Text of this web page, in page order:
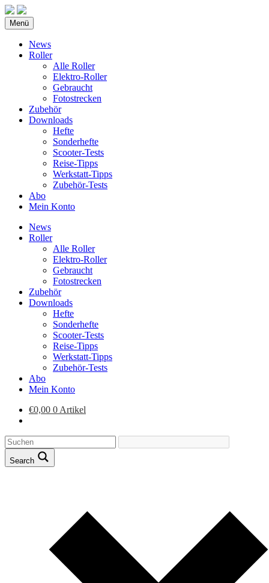
Menü
News
Roller
Alle Roller
Elektro-Roller
Gebraucht
Fotostrecken
Zubehör
Downloads
Hefte
Sonderhefte
Scooter-Tests
Reise-Tipps
Werkstatt-Tipps
Zubehör-Tests
Abo
Mein Konto
News
Roller
Alle Roller
Elektro-Roller
Gebraucht
Fotostrecken
Zubehör
Downloads
Hefte
Sonderhefte
Scooter-Tests
Reise-Tipps
Werkstatt-Tipps
Zubehör-Tests
Abo
Mein Konto
€0,00 0 Artikel
Search